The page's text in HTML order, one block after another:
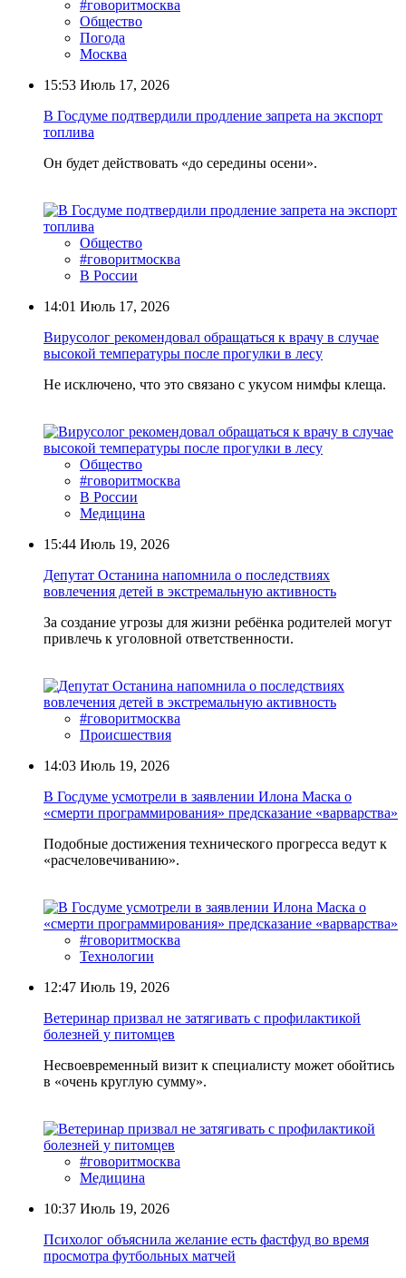
#говоритмосква
Общество
Погода
Москва
15:53 Июль 17, 2026
В Госдуме подтвердили продление запрета на экспорт
топлива
Он будет действовать «до середины осени».
Общество
#говоритмосква
В России
14:01 Июль 17, 2026
Вирусолог рекомендовал обращаться к врачу в случае
высокой температуры после прогулки в лесу
Не исключено, что это связано с укусом нимфы клеща.
Общество
#говоритмосква
В России
Медицина
15:44 Июль 19, 2026
Депутат Останина напомнила о последствиях
вовлечения детей в экстремальную активность
За создание угрозы для жизни ребёнка родителей могут
привлечь к уголовной ответственности.
#говоритмосква
Происшествия
14:03 Июль 19, 2026
В Госдуме усмотрели в заявлении Илона Маска о
«смерти программирования» предсказание «варварства»
Подобные достижения технического прогресса ведут к
«расчеловечиванию».
#говоритмосква
Технологии
12:47 Июль 19, 2026
Ветеринар призвал не затягивать с профилактикой
болезней у питомцев
Несвоевременный визит к специалисту может обойтись
в «очень круглую сумму».
#говоритмосква
Медицина
10:37 Июль 19, 2026
Психолог объяснила желание есть фастфуд во время
просмотра футбольных матчей